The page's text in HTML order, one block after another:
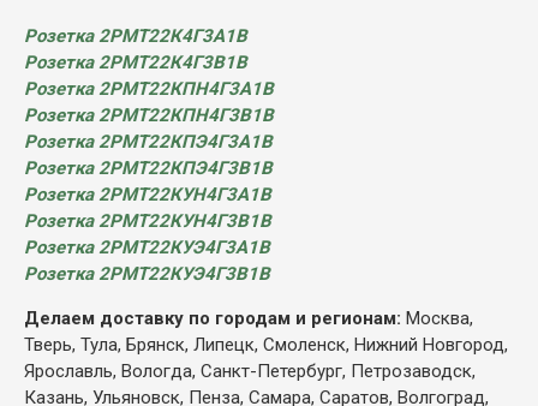
Розетка 2РМТ22К4Г3А1В
Розетка 2РМТ22К4Г3В1В
Розетка 2РМТ22КПН4Г3А1В
Розетка 2РМТ22КПН4Г3В1В
Розетка 2РМТ22КПЭ4Г3А1В
Розетка 2РМТ22КПЭ4Г3В1В
Розетка 2РМТ22КУН4Г3А1В
Розетка 2РМТ22КУН4Г3В1В
Розетка 2РМТ22КУЭ4Г3А1В
Розетка 2РМТ22КУЭ4Г3В1В
Делаем доставку по городам и регионам: Москва,
Тверь, Тула, Брянск, Липецк, Смоленск, Нижний Новгород,
Ярославль, Вологда, Санкт-Петербург, Петрозаводск,
Казань, Ульяновск, Пенза, Самара, Саратов, Волгоград,